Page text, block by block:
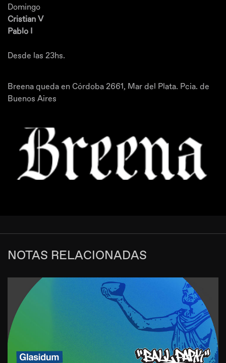
Domingo
Cristian V
Pablo I
Desde las 23hs.
Breena queda en Córdoba 2661, Mar del Plata. Pcia. de
Buenos Aires
NOTAS RELACIONADAS